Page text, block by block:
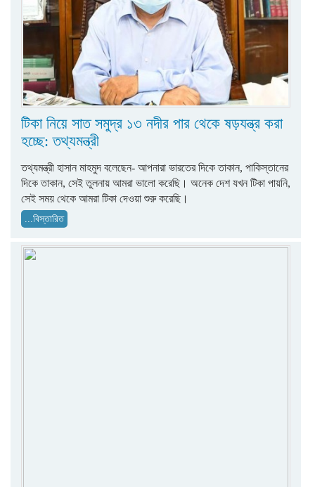
টিকা নিয়ে সাত সমুদ্র ১৩ নদীর পার থেকে ষড়যন্ত্র করা
হচ্ছে: তথ্যমন্ত্রী
তথ্যমন্ত্রী হাসান মাহমুদ বলেছেন- আপনারা ভারতের দিকে তাকান, পাকিস্তানের
দিকে তাকান, সেই তুলনায় আমরা ভালো করেছি। অনেক দেশ যখন টিকা পায়নি,
সেই সময় থেকে আমরা টিকা দেওয়া শুরু করেছি।
...বিস্তারিত